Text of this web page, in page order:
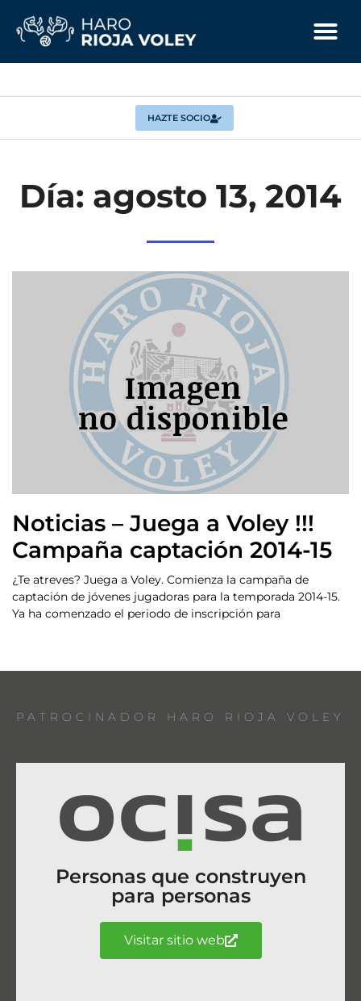
HAZTE SOCIO
Día: agosto 13, 2014
Noticias – Juega a Voley !!!
Campaña captación 2014-15
¿Te atreves? Juega a Voley. Comienza la campaña de
captación de jóvenes jugadoras para la temporada 2014-15.
Ya ha comenzado el periodo de inscripción para
PATROCINADOR HARO RIOJA VOLEY
Personas que construyen
para personas
Visitar sitio web